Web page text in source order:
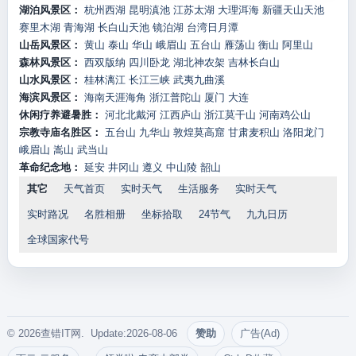
湖泊风景区： 杭州西湖 昆明滇池 江苏太湖 大理洱海 新疆天山天池
赛里木湖 青海湖 长白山天池 镜泊湖 台湾日月潭
山岳风景区： 黄山 泰山 华山 峨眉山 五台山 雁荡山 衡山 阿里山
森林风景区： 西双版纳 四川卧龙 湖北神农架 吉林长白山
山水风景区： 桂林漓江 长江三峡 武夷九曲溪
海滨风景区： 海南天涯海角 浙江普陀山 厦门 大连
休闲疗养避暑胜： 河北北戴河 江西庐山 浙江莫干山 河南鸡公山
宗教寺庙名胜区： 五台山 九华山 敦煌莫高窟 甘肃麦积山 洛阳龙门
峨眉山 嵩山 武当山
革命纪念地： 延安 井冈山 遵义 中山陵 韶山
其它
天气首页 实时天气 生活服务 实时天气
实时路况 名胜相册 坐标拾取 24节气 九九日历
全球国家代号
© 2026查错IT网. Update:2026-08-06 赞助 广告(Ad)